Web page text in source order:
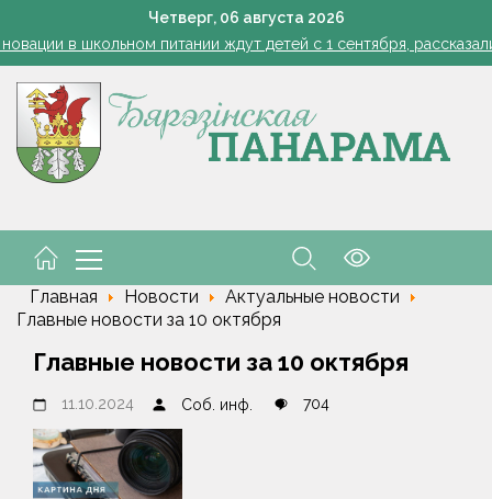
Четверг, 06 августа 2026
Добро пожаловать в команду, молодые медики!
в школьном питании ждут детей с 1 сентября,
обнулены экспортные пошлины на сжиженные
Четырехтонный обломок ракеты SpaceX врезался в
Добро пожаловать в команду, молодые медики!
обнулены экспортные пошлины на сжиженные
Главная Новости
Актуальные новости
Главные новости за 10 октября
Главные новости за 10 октября
11.10.2024 Соб. инф. 704